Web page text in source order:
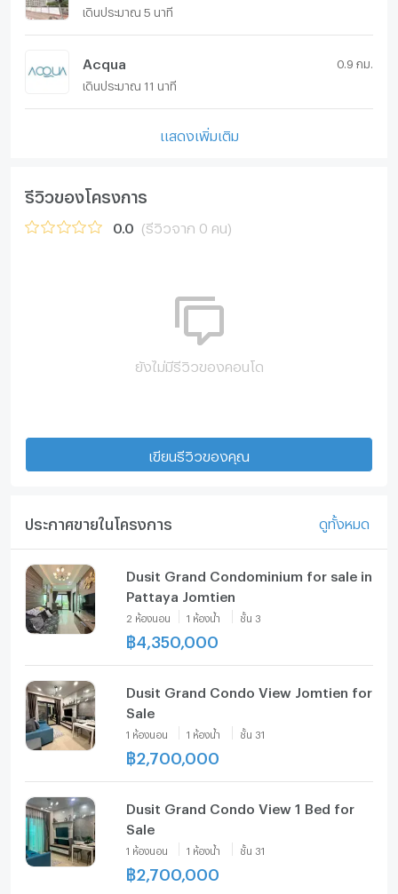
เดินประมาณ 5 นาที
Acqua 0.9 กม.
เดินประมาณ 11 นาที
แสดงเพิ่มเติม
รีวิวของโครงการ
0.0 (รีวิวจาก 0 คน)
ยังไม่มีรีวิวของคอนโด
เขียนรีวิวของคุณ
ประกาศขายในโครงการ ดูทั้งหมด
Dusit Grand Condominium for sale in
Pattaya Jomtien
2 ห้องนอน 1 ห้องน้ำ ชั้น 3
฿ 4,350,000
Dusit Grand Condo View Jomtien for
Sale
1 ห้องนอน 1 ห้องน้ำ ชั้น 31
฿2,700,000
Dusit Grand Condo View 1 Bed for
Sale
1 ห้องนอน 1 ห้องน้ำ ชั้น 31
฿2,700,000